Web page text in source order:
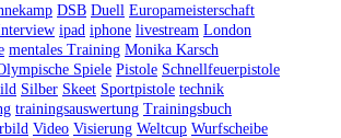
DSB Duell Europameisterschaft
ipad iphone livestream London
mentales Training Monika Karsch
Spiele Pistole Schnellfeuerpistole
Silber Skeet Sportpistole technik
trainingsauswertung Trainingsbuch
Video Visierung Weltcup Wurfscheibe